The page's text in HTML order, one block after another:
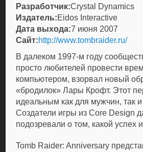
Разработчик:Crystal Dynamics
Издатель:Eidos Interactive
Дата выхода:7 июня 2007
Сайт:http://www.tombraider.ru/
В далеком 1997-м году
просто любителей провести
компьютером, взорвал новый
«бродилок» Лары Крофт. Этот
идеальным как для мужчин, так
Создатели игры из Core Design
подозревали о том, какой успех
Tomb Raider: Anniversary